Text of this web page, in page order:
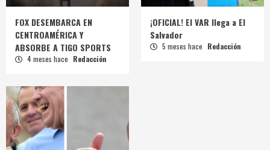
FOX DESEMBARCA EN
CENTROAMÉRICA Y
ABSORBE A TIGO SPORTS
4 meses hace Redacción
¡OFICIAL! El VAR llega a El
Salvador
5 meses hace Redacción